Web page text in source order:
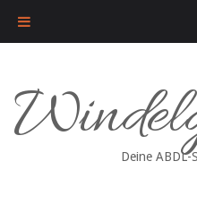
content
Deine ABDL-